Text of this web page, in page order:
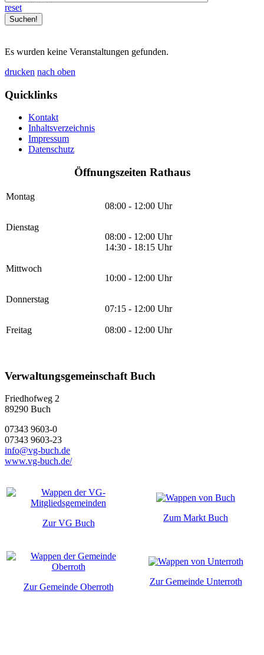
reset
Es wurden keine Veranstaltungen gefunden.
drucken nach oben
Quicklinks
Kontakt
Inhaltsverzeichnis
Impressum
Datenschutz
Öffnungszeiten Rathaus
Montag
08:00 - 12:00 Uhr
Dienstag
08:00 - 12:00 Uhr
14:30 - 18:15 Uhr
Mittwoch
10:00 - 12:00 Uhr
Donnerstag
07:15 - 12:00 Uhr
Freitag 08:00 - 12:00 Uhr
Verwaltungsgemeinschaft Buch
Friedhofweg 2
89290 Buch
07343 9603-0
07343 9603-23
info@vg-buch.de
www.vg-buch.de/
Zur VG Buch
Zum Markt Buch
Zur Gemeinde Oberroth
Zur Gemeinde Unterroth